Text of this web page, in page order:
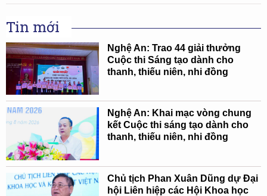
Tin mới
Nghệ An: Trao 44 giải thưởng
Cuộc thi Sáng tạo dành cho
thanh, thiếu niên, nhi đồng
Nghệ An: Khai mạc vòng chung
kết Cuộc thi sáng tạo dành cho
thanh, thiếu niên, nhi đồng
Chủ tịch Phan Xuân Dũng dự Đại
hội Liên hiệp các Hội Khoa học